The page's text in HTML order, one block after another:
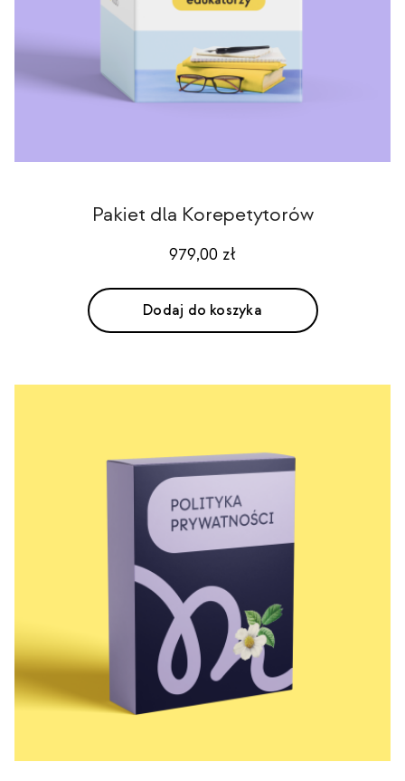
Pakiet dla Korepetytorów
979,00 zł
Dodaj do koszyka